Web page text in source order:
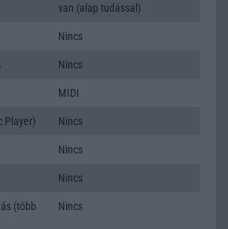
van (alap tudással)
Nincs
Nincs
MIDI
Player) Nincs
Nincs
Nincs
(több
Nincs